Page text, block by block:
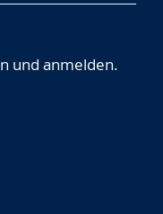
und anmelden.